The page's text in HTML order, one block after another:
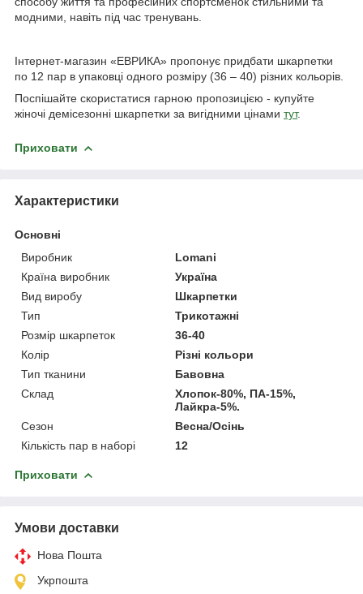
модними, навіть під час тренувань.
Інтернет-магазин «ЕВРИКА» пропонує придбати шкарпетки
по 12 пар в упаковці одного розміру (36 – 40) різних кольорів.
Поспішайте скористатися гарною пропозицією - купуйте
жіночі демісезонні шкарпетки за вигідними цінами тут.
Приховати
Характеристики
Основні
Виробник
Lomani
Країна виробник
Україна
Вид виробу
Шкарпетки
Тип
Трикотажні
Розмір шкарпеток
36-40
Колір
Різні кольори
Тип тканини
Бавовна
Склад
Хлопок-80%, ПА-15%,
Лайкра-5%.
Сезон
Весна/Осінь
Кількість пар в наборі
12
Приховати
Умови доставки
Нова Пошта
Укрпошта